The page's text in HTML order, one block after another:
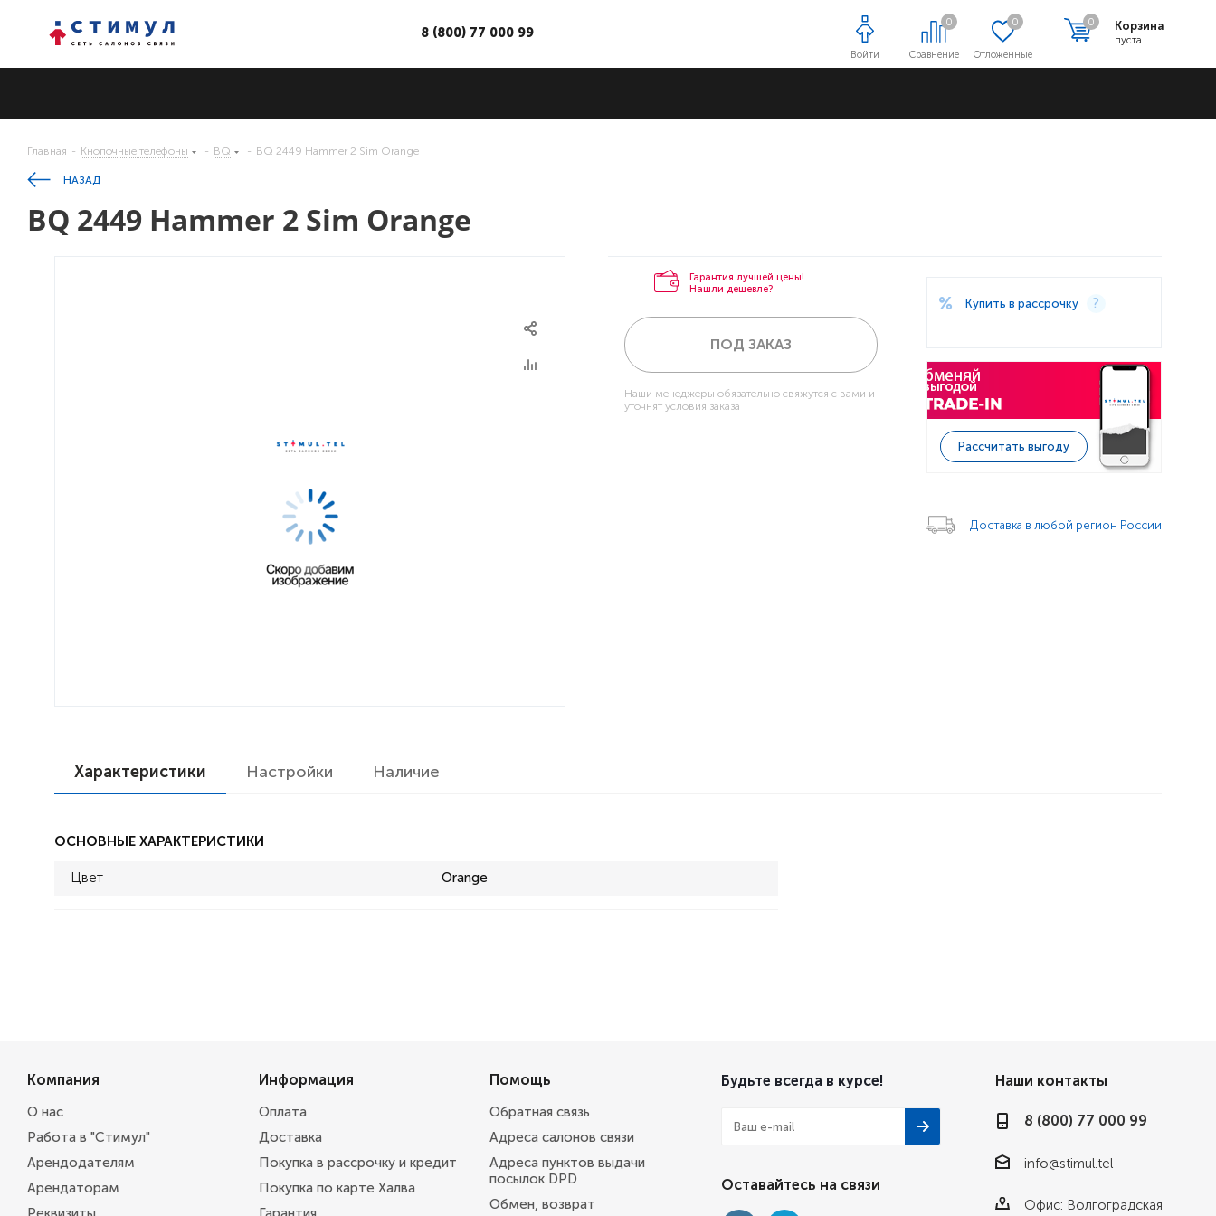
Сравнение
0
Отложенные
0 Корзина
пуста
0
Войти
8 (800) 77 000 99
Главная - Кнопочные телефоны - BQ - BQ 2449 Hammer 2 Sim Orange
НАЗАД
BQ 2449 Hammer 2 Sim Orange
Гарантия лучшей цены!
Нашли дешевле?
ПОД ЗАКАЗ
Наши менеджеры обязательно свяжутся с вами и
уточнят условия заказа
Купить в рассрочку
Рассчитать выгоду
Доставка в любой регион России
Характеристики Настройки Наличие
ОСНОВНЫЕ ХАРАКТЕРИСТИКИ
Цвет Orange
Компания
О нас
Работа в "Стимул"
Арендодателям
Арендаторам
Информация
Оплата
Доставка
Покупка в рассрочку и кредит
Покупка по карте Халва
Помощь
Обратная связь
Адреса салонов связи
Адреса пунктов выдачи
посылок DPD
Обмен, возврат
Будьте всегда в курсе!
Оставайтесь на связи
Наши контакты
8 (800) 77 000 99
info@stimul.tel
Офис: Волгоградская